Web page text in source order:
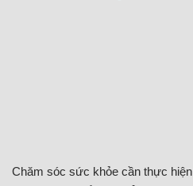
Chăm sóc sức khỏe cần thực hiện